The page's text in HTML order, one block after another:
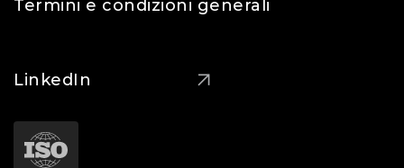
Termini e condizioni generali
LinkedIn